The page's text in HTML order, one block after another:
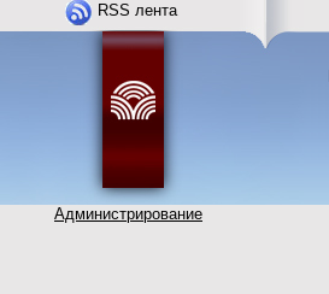
RSS лента
Администрирование